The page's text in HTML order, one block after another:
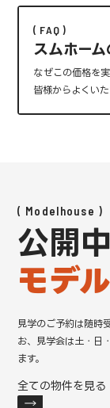
FAQ
スムホー
なぜこの価格を
皆様からよくい
Modelhouse
公開
モデ
見学のご予約は随時
お、見学会は土・日
ます。
全ての物件を見る